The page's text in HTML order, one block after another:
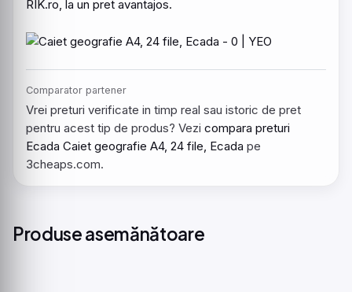
RIK.ro, la un pret avantajos.
Comparator partener
Vrei preturi verificate in timp real sau istoric de pret
pentru acest tip de produs? Vezi compara preturi
Ecada Caiet geografie A4, 24 file, Ecada pe
3cheaps.com.
Produse asemănătoare